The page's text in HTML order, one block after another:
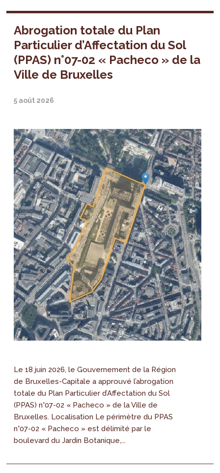
Abrogation totale du Plan
Particulier d’Affectation du Sol
(PPAS) n°07-02 « Pacheco » de la
Ville de Bruxelles
5 août 2026
Le 18 juin 2026, le Gouvernement de la Région
de Bruxelles-Capitale a approuvé l’abrogation
totale du Plan Particulier d’Affectation du Sol
(PPAS) n°07-02 « Pacheco » de la Ville de
Bruxelles. Localisation Le périmètre du PPAS
n°07-02 « Pacheco » est délimité par le
boulevard du Jardin Botanique,...